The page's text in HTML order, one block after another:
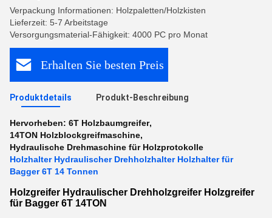
Verpackung Informationen: Holzpaletten/Holzkisten
Lieferzeit: 5-7 Arbeitstage
Versorgungsmaterial-Fähigkeit: 4000 PC pro Monat
Erhalten Sie besten Preis
Produktdetails Produkt-Beschreibung
Hervorheben: 6T Holzbaumgreifer,
14TON Holzblockgreifmaschine,
Hydraulische Drehmaschine für Holzprotokolle
Holzhalter Hydraulischer Drehholzhalter Holzhalter für
Bagger 6T 14 Tonnen
Holzgreifer Hydraulischer Drehholzgreifer Holzgreifer
für Bagger 6T 14TON